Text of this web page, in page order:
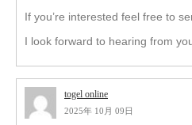
If you’re interested feel free to
I look forward to hearing from
togel online
2025年 10月 09日